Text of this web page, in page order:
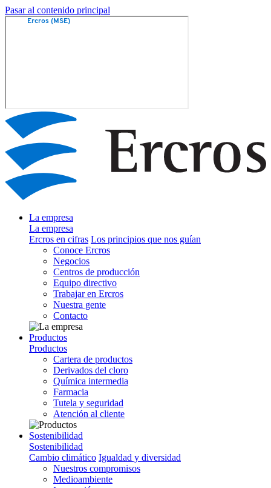
Pasar al contenido principal
La empresa
La empresa
Ercros en cifras Los principios que nos guían
Conoce Ercros
Negocios
Centros de producción
Equipo directivo
Trabajar en Ercros
Nuestra gente
Contacto
Productos
Productos
Cartera de productos
Derivados del cloro
Química intermedia
Farmacia
Tutela y seguridad
Atención al cliente
Sostenibilidad
Sostenibilidad
Cambio climático Igualdad y diversidad
Nuestros compromisos
Medioambiente